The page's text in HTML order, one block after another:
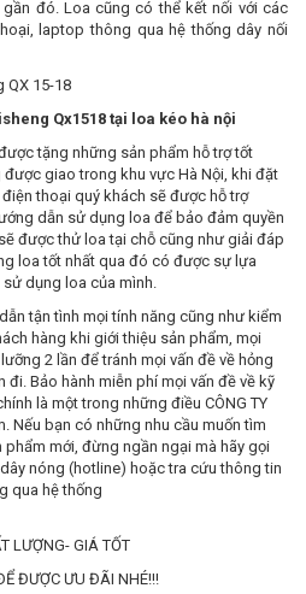
đó. Loa cũng có thể kết nối với các
laptop thông qua hệ thống dây nối
Qx1518 tại loa kéo hà nội
tặng những sản phẩm hỗ trợ tốt
giao trong khu vực Hà Nội, khi đặt
thoại quý khách sẽ được hỗ trợ
dẫn sử dụng loa để bảo đảm quyền
được thử loa tại chỗ cũng như giải đáp
loa tốt nhất qua đó có được sự lựa
dụng loa của mình.
tận tình mọi tính năng cũng như kiểm
hàng khi giới thiệu sản phẩm, mọi
2 lần để tránh mọi vấn đề về hỏng
Bảo hành miễn phí mọi vấn đề về kỹ
là một trong những điều CÔNG TY
Nếu bạn có những nhu cầu muốn tìm
phẩm mới, đừng ngần ngại mà hãy gọi
nóng (hotline) hoặc tra cứu thông tin
qua hệ thống
LƯỢNG- GIÁ TỐT
ĐƯỢC ƯU ĐÃI NHÉ!!!